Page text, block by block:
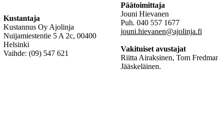
Kustantaja
Kustannus Oy Ajolinja
Nuijamiestentie 5 A 2c, 00400
Helsinki
Vaihde: (09) 547 621
Päätoimittaja
Jouni Hievanen
Puh. 040 557 1677
jouni.hievanen@ajolinja.fi
Vakituiset avustajat
Riitta Airaksinen, Tom
Jääskeläinen.